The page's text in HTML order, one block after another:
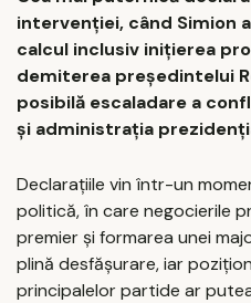
intervenției, când Simion
calcul inclusiv inițierea
demiterea președintelui
posibilă escaladare a
și administrația
Declarațiile vin într-un
politică, în care negocierile
premier și formarea unei
plină desfășurare, iar
principalelor partide ar